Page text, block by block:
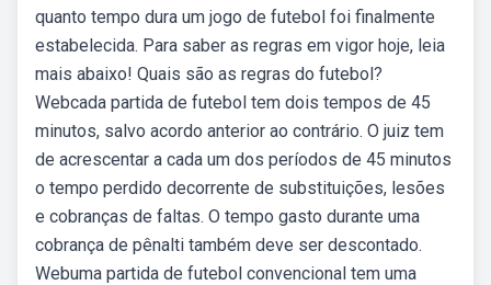
quanto tempo dura um jogo de futebol foi finalmente
estabelecida. Para saber as regras em vigor hoje, leia
mais abaixo! Quais são as regras do futebol?
Webcada partida de futebol tem dois tempos de 45
minutos, salvo acordo anterior ao contrário. O juiz tem
de acrescentar a cada um dos períodos de 45 minutos
o tempo perdido decorrente de substituições, lesões
e cobranças de faltas. O tempo gasto durante uma
cobrança de pênalti também deve ser descontado.
Webuma partida de futebol convencional tem uma